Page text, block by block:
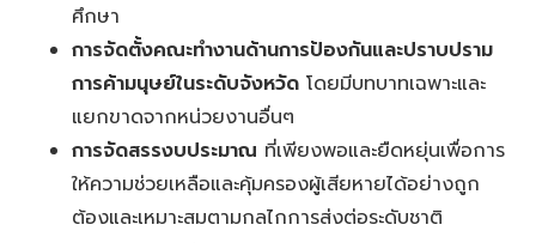
ศึกษา
การจัดตั้งคณะทำงานด้านการป้องกันและปราบปราม
การค้ามนุษย์ในระดับจังหวัด โดยมีบทบาทเฉพาะและ
แยกขาดจากหน่วยงานอื่นๆ
การจัดสรรงบประมาณ ที่เพียงพอและยืดหยุ่นเพื่อการ
ให้ความช่วยเหลือและคุ้มครองผู้เสียหายได้อย่างถูก
ต้องและเหมาะสมตามกลไกการส่งต่อระดับชาติ